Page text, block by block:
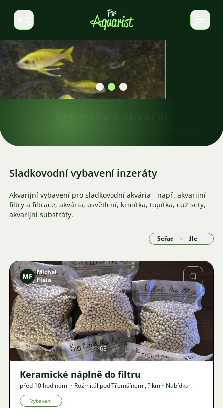
Select language
Sladkovodní vybavení inzeráty
Akvarijní vybavení pro sladkovodní akvária - např. akvarijní
filtry a filtrace, akvária, osvětlení, krmítka, topítka, co2 sety,
akvarijní substráty.
Seřadit podle
Obrázek
MF Michal
Fiala
63
Keramické náplně do filtru
před 10 hodinami • Rožmitál pod Třemšínem ,? km • Nabídka
Vybavení